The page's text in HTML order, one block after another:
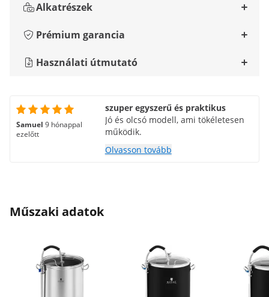
Alkatrészek
Prémium garancia
Használati útmutató
Samuel 9 hónappal
ezelőtt
szuper egyszerű és praktikus
Jó és olcsó modell, ami tökéletesen
működik.
Olvasson tovább
Műszaki adatok